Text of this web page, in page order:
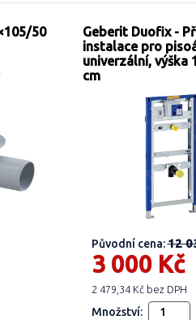
50
Geberit Duofix -
instalace pro
univerzální, výška
cm
Původní cena:12
3 000 Kč
2 479,34 Kč bez DPH
Množství: